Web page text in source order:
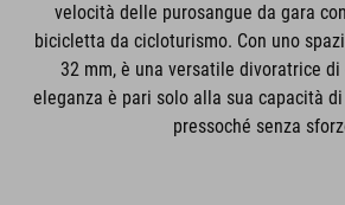
velocità delle purosangue da gara
bicicletta da cicloturismo. Con uno
32 mm, è una versatile divoratrice
eleganza è pari solo alla sua capacità
pressoché senza